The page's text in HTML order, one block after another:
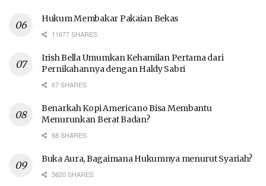
Hukum Membakar Pakaian Bekas
11677 SHARES
Irish Bella Umumkan Kehamilan Pertama dari
Pernikahannya dengan Haldy Sabri
67 SHARES
Benarkah Kopi Americano Bisa Membantu
Menurunkan Berat Badan?
68 SHARES
Buka Aura, Bagaimana Hukumnya menurut Syariah?
5620 SHARES